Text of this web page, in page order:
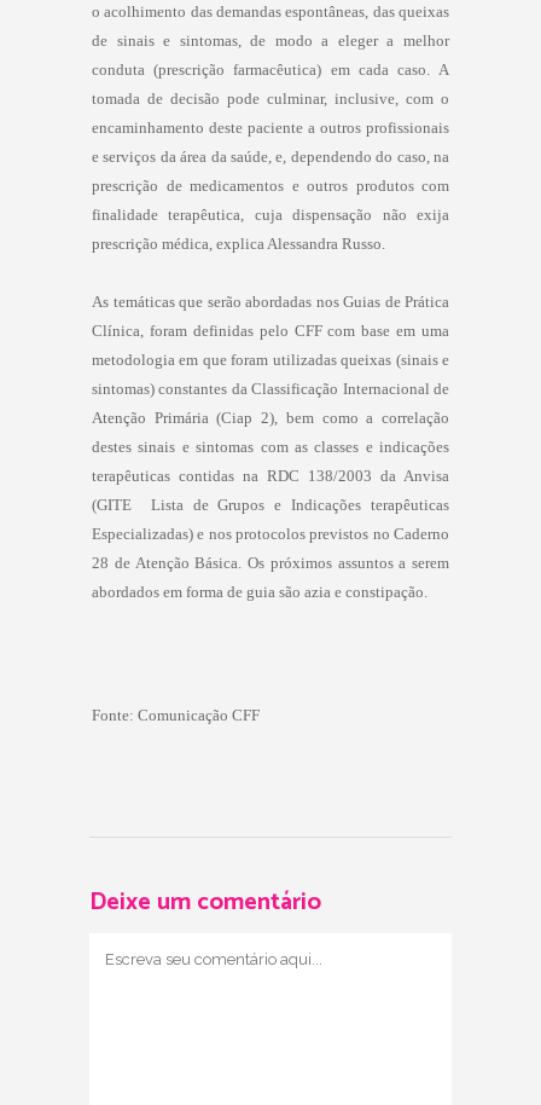
o acolhimento das demandas espontâneas, das queixas
de sinais e sintomas, de modo a eleger a melhor
conduta (prescrição farmacêutica) em cada caso. A
tomada de decisão pode culminar, inclusive, com o
encaminhamento deste paciente a outros profissionais
e serviços da área da saúde, e, dependendo do caso, na
prescrição de medicamentos e outros produtos com
finalidade terapêutica, cuja dispensação não exija
prescrição médica, explica Alessandra Russo.
As temáticas que serão abordadas nos Guias de Prática
Clínica, foram definidas pelo CFF com base em uma
metodologia em que foram utilizadas queixas (sinais e
sintomas) constantes da Classificação Internacional de
Atenção Primária (Ciap 2), bem como a correlação
destes sinais e sintomas com as classes e indicações
terapêuticas contidas na RDC 138/2003 da Anvisa
(GITE  Lista de Grupos e Indicações terapêuticas
Especializadas) e nos protocolos previstos no Caderno
28 de Atenção Básica. Os próximos assuntos a serem
abordados em forma de guia são azia e constipação.
Fonte: Comunicação CFF
Deixe um comentário